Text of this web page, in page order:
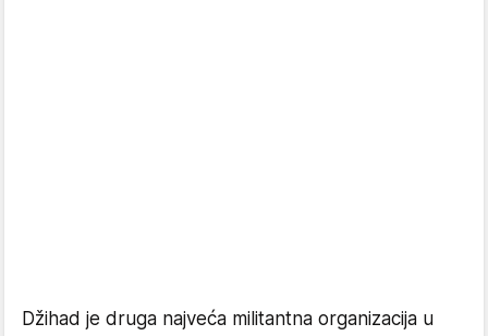
Džihad je druga najveća militantna organizacija u